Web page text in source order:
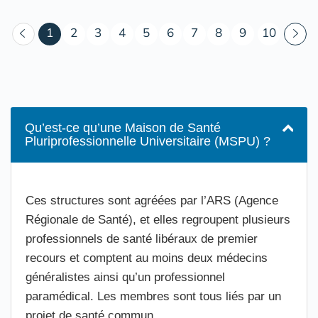
1 (courant)
2 3 4 5 6 7 8 9 10
Qu’est-ce qu’une Maison de Santé
Pluriprofessionnelle Universitaire (MSPU) ?
Ces structures sont agréées par l’ARS (Agence
Régionale de Santé), et elles regroupent plusieurs
professionnels de santé libéraux de premier
recours et comptent au moins deux médecins
généralistes ainsi qu’un professionnel
paramédical. Les membres sont tous liés par un